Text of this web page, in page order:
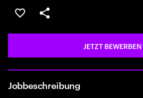
JOB SPEICHERN
Teilen
JETZT BEWERBEN
Jobbeschreibung